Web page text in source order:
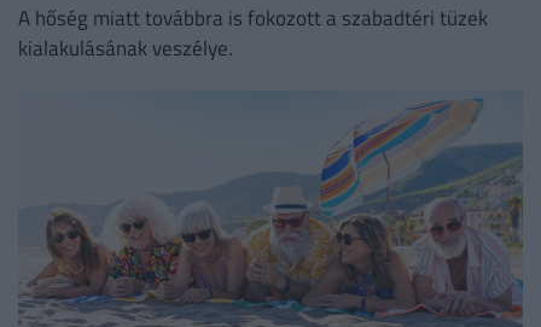
A hőség miatt továbbra is fokozott a szabadtéri tüzek
kialakulásának veszélye.